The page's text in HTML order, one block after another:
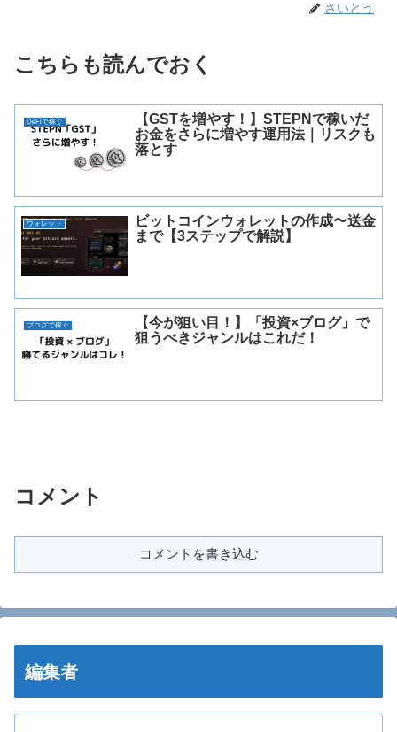
さいとう
こちらも読んでおく
DeFiで稼ぐ
【GSTを増やす！】STEPNで稼いだ
お金をさらに増やす運用法｜リスクも
落とす
ウォレット
ビットコインウォレットの作成〜送金
まで【3ステップで解説】
ブログで稼ぐ
【今が狙い目！】「投資×ブログ」で
狙うべきジャンルはこれだ！
コメント
コメントを書き込む
編集者